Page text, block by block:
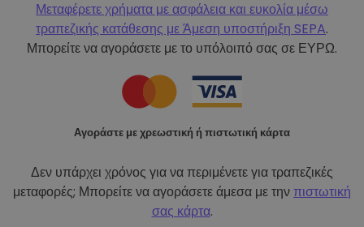
Μεταφέρετε χρήματα με ασφάλεια και ευκολία μέσω
τραπεζικής κατάθεσης μεΆμεση υποστήριξη SEPA.
Μπορείτε να αγοράσετε με το υπόλοιπό σας σε ΕΥΡΩ.
Αγοράστε με χρεωστική ή πιστωτική κάρτα
Δεν υπάρχει χρόνος για να περιμένετε για τραπεζικές
μεταφορές; Μπορείτε να αγοράσετε άμεσα με τηνπιστωτική
σας κάρτα.